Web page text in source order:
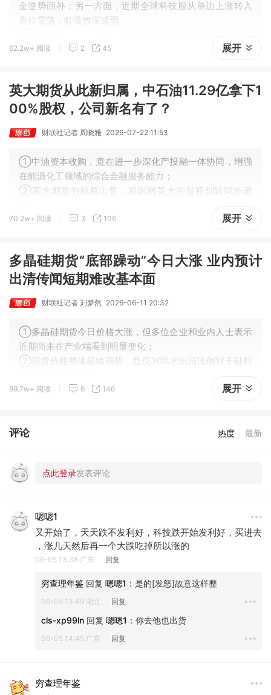
金逆势回补；另一方面，近期全球科技股从单边上涨转入
高位震荡，虹吸效应减弱。
口尚未开启，趋势性上涨或需等到9月之后，核心变量在于
62.2w+ 阅读 2 45 展开
英大期货从此新归属，中石油11.29亿拿下1
00%股权，公司新名有了？
财联社记者 周晓雅 2026-07-22 11:53
①中油资本收购，意在进一步深化产投融一体协同，增强
在能源化工领域的综合金融服务能力；
②英大期货的股权出售，跟国网英大的股权划转同步进
③随着新一轮股权变更落地，英大期货或迎来发展新机
70.2w+ 阅读 3 106 展开
多晶硅期货“底部躁动”今日大涨 业内预计
出清传闻短期难改基本面
财联社记者 刘梦然 2026-06-11 20:32
①多晶硅期货今日价格大涨，但多位企业和业内人士表示
近期尚未在产业端看到明显变化；
②现货价格整体延续弱势，且仅30%的出清比例对于硅料
89.7w+ 阅读 6 146 展开
评论 热度 最新
嗯嗯1
又开始了，天天跌不发利好，科技跌开始发利好，买进去
，涨几天然后再一个大跌吃掉所以涨的
06-05 13:38·广东 回复
穷查理年鉴 回复 嗯嗯1 ： 是的[发怒]故意这样整
06-05 13:49·湖北 回复
cls-xp99ln 回复 嗯嗯1 ： 你去他也出货
06-05 14:45·广东 回复
穷查理年鉴